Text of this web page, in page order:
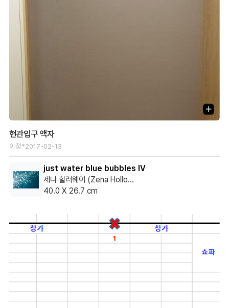
현관입구 액자
이정*2017-02-13
just water blue bubbles IV
제나 할러웨이 (Zena Holloway)
40.0 X 26.7 cm